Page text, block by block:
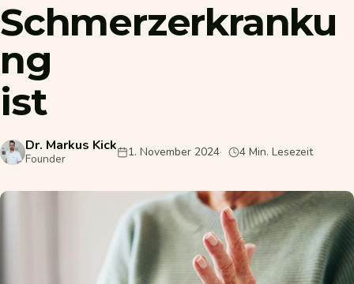
Schmerzerkranku
ng
ist
Dr. Markus Kick
Founder 1. November 2024 4 Min. Lesezeit